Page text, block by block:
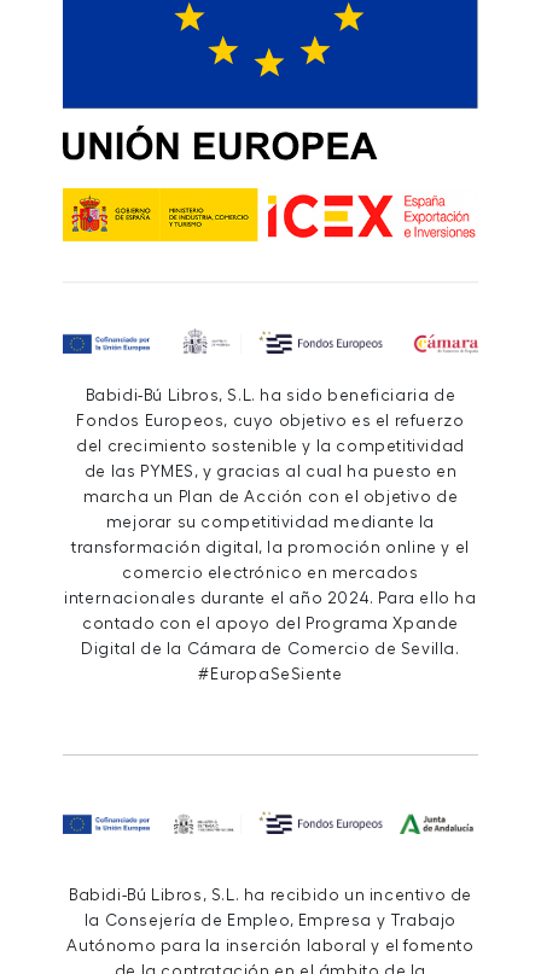
Babidi-Bú Libros, S.L. ha sido beneficiaria de
Fondos Europeos, cuyo objetivo es el refuerzo
del crecimiento sostenible y la competitividad
de las PYMES, y gracias al cual ha puesto en
marcha un Plan de Acción con el objetivo de
mejorar su competitividad mediante la
transformación digital, la promoción online y el
comercio electrónico en mercados
internacionales durante el año 2024. Para ello ha
contado con el apoyo del Programa Xpande
Digital de la Cámara de Comercio de Sevilla.
#EuropaSeSiente
Babidi-Bú Libros, S.L. ha recibido un incentivo de
la Consejería de Empleo, Empresa y Trabajo
Autónomo para la inserción laboral y el fomento